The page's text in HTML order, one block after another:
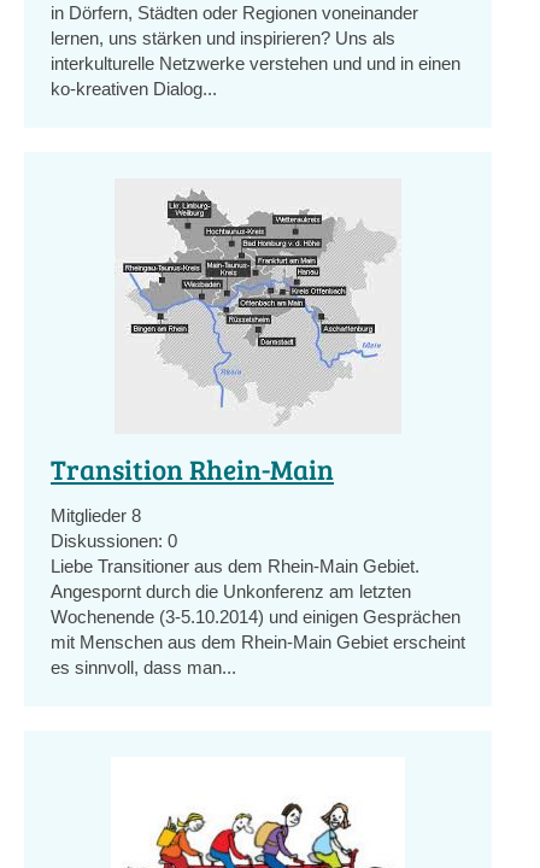
in Dörfern, Städten oder Regionen voneinander
lernen, uns stärken und inspirieren? Uns als
interkulturelle Netzwerke verstehen und und in einen
ko-kreativen Dialog...
Transition Rhein-Main
Mitglieder 8
Diskussionen: 0
Liebe Transitioner aus dem Rhein-Main Gebiet.
Angespornt durch die Unkonferenz am letzten
Wochenende (3-5.10.2014) und einigen Gesprächen
mit Menschen aus dem Rhein-Main Gebiet erscheint
es sinnvoll, dass man...